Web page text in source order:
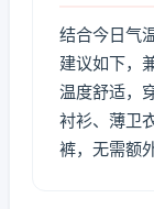
结合今日气
建议如下，
温度舒适，
衬衫、薄卫
裤，无需额